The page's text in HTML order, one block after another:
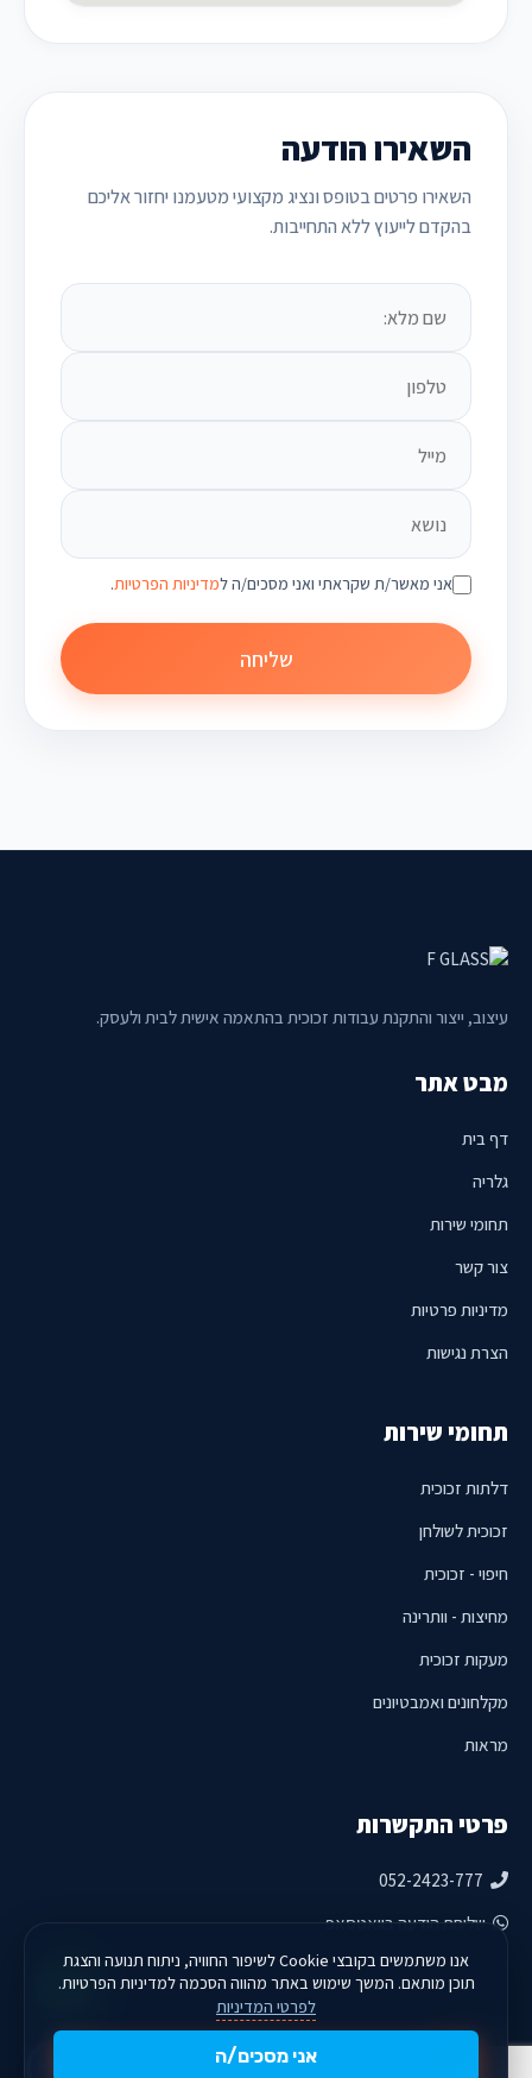
השאירו הודעה
השאירו פרטים בטופס ונציג מקצועי מטעמנו יחזור אליכם
בהקדם לייעוץ ללא התחייבות.
אני מאשר/ת שקראתי ואני מסכים/ה למדיניות הפרטיות.
עיצוב, ייצור והתקנת עבודות זכוכית בהתאמה אישית לבית ולעסק.
מבט אתר
דף בית
גלריה
תחומי שירות
צור קשר
מדיניות פרטיות
הצרת נגישות
תחומי שירות
דלתות זכוכית
זכוכית לשולחן
חיפוי - זכוכית
מחיצות - וותרינה
מעקות זכוכית
מקלחונים ואמבטיונים
מראות
פרטי התקשרות
שליחת הודעה בוואטסאפ
אנו משתמשים בקובצי Cookie לשיפור החוויה, ניתוח תנועה והצגת
תוכן מותאם. המשך שימוש באתר מהווה הסכמה למדיניות הפרטיות.
לפרטי המדיניות
אני מסכים/ה